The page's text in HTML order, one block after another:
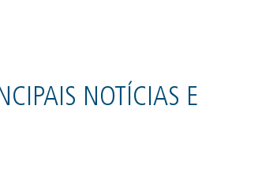
NOTÍCIAS E